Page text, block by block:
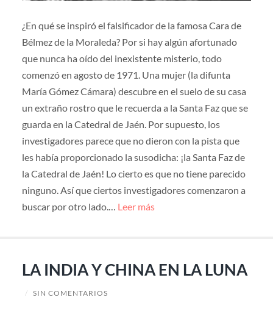
¿En qué se inspiró el falsificador de la famosa Cara de
Bélmez de la Moraleda? Por si hay algún afortunado
que nunca ha oído del inexistente misterio, todo
comenzó en agosto de 1971. Una mujer (la difunta
María Gómez Cámara) descubre en el suelo de su casa
un extraño rostro que le recuerda a la Santa Faz que se
guarda en la Catedral de Jaén. Por supuesto, los
investigadores parece que no dieron con la pista que
les había proporcionado la susodicha: ¡la Santa Faz de
la Catedral de Jaén! Lo cierto es que no tiene parecido
ninguno. Así que ciertos investigadores comenzaron a
buscar por otro lado.… Leer más
LA INDIA Y CHINA EN LA LUNA
/ SIN COMENTARIOS